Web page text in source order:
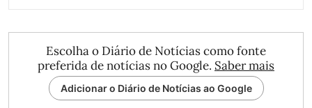
Escolha o Diário de Notícias como fonte
preferida de notícias no Google. Saber mais
Adicionar o Diário de Notícias ao Google